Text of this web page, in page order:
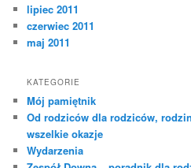
lipiec 2011
czerwiec 2011
maj 2011
KATEGORIE
Mój pamiętnik
Od rodziców dla rodziców,
wszelkie okazje
Wydarzenia